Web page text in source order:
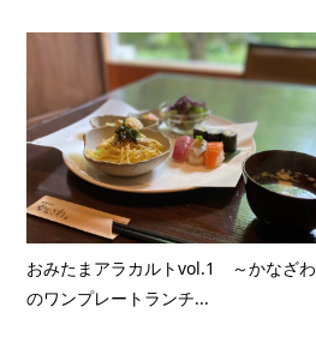
おみたまアラカルトvol.1 ～かなざわ
のワンプレートランチ...